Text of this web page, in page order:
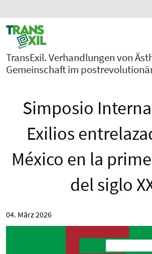
TransExil. Verhandlungen von
Gemeinschaft im
Simposio
Exilios
México en la
del siglo
04. März 2026